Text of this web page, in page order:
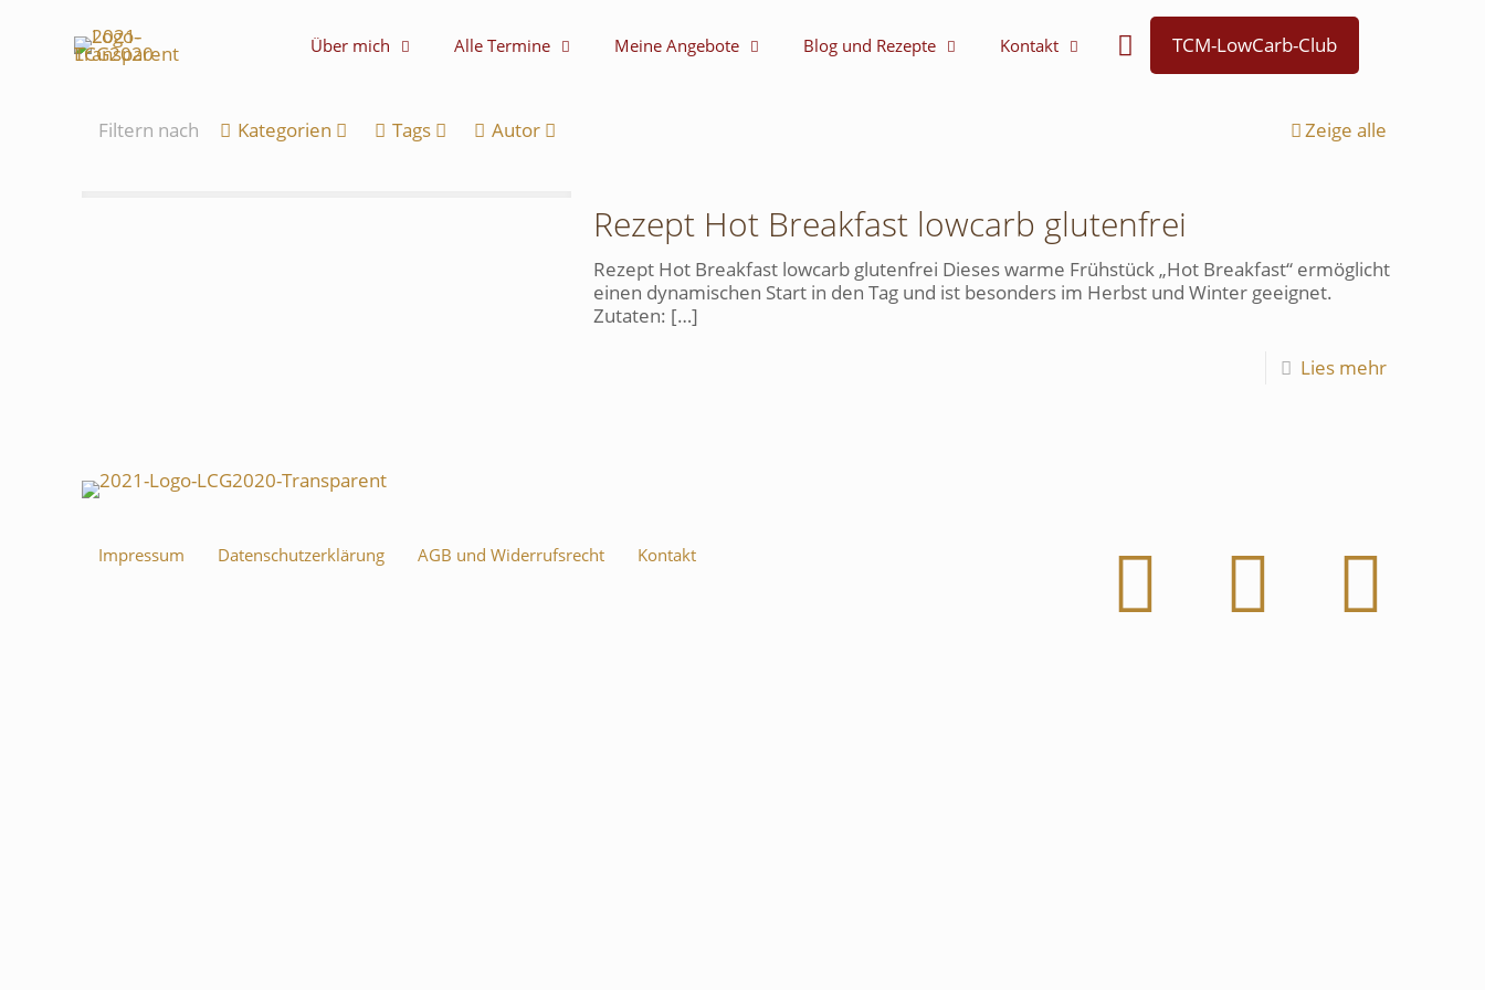
Über mich Alle Termine Meine Angebote Blog und Rezepte Kontakt TCM-LowCarb-Club
Filtern nach Kategorien Tags Autor Zeige alle
Rezept Hot Breakfast lowcarb glutenfrei
Rezept Hot Breakfast lowcarb glutenfrei Dieses warme Frühstück „Hot Breakfast“ ermöglicht
einen dynamischen Start in den Tag und ist besonders im Herbst und Winter geeignet.
Zutaten: […]
Lies mehr
Impressum Datenschutzerklärung AGB und Widerrufsrecht Kontakt